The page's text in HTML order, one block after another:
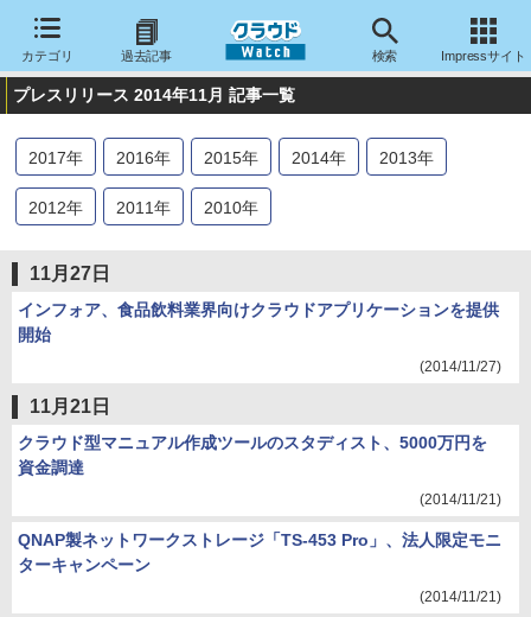
カテゴリ 過去記事 検索 Impressサイト
プレスリリース 2014年11月 記事一覧
2017年 2016年 2015年 2014年 2013年
2012年 2011年 2010年
11月27日
インフォア、食品飲料業界向けクラウドアプリケーションを提供
開始
(2014/11/27)
11月21日
クラウド型マニュアル作成ツールのスタディスト、5000万円を
資金調達
(2014/11/21)
QNAP製ネットワークストレージ「TS-453 Pro」、法人限定モニ
ターキャンペーン
(2014/11/21)